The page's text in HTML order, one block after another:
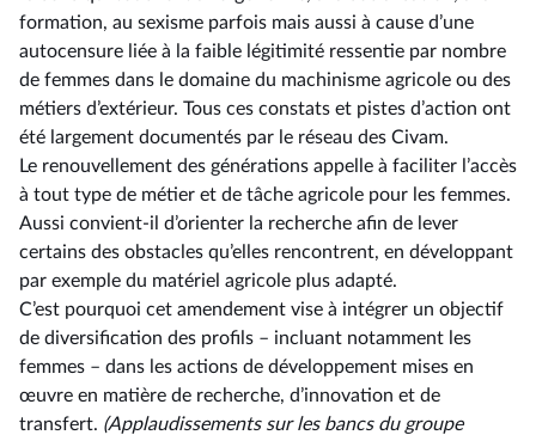
formation, au sexisme parfois mais aussi à cause d’une
autocensure liée à la faible légitimité ressentie par nombre
de femmes dans le domaine du machinisme agricole ou des
métiers d’extérieur. Tous ces constats et pistes d’action ont
été largement documentés par le réseau des Civam.
Le renouvellement des générations appelle à faciliter l’accès
à tout type de métier et de tâche agricole pour les femmes.
Aussi convient-il d’orienter la recherche afin de lever
certains des obstacles qu’elles rencontrent, en développant
par exemple du matériel agricole plus adapté.
C’est pourquoi cet amendement vise à intégrer un objectif
de diversification des profils –⁠ incluant notamment les
femmes – dans les actions de développement mises en
œuvre en matière de recherche, d’innovation et de
transfert. (Applaudissements sur les bancs du groupe